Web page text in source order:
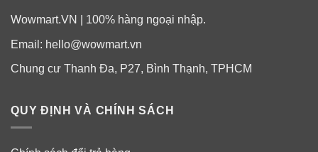
Wowmart.VN | 100% hàng ngoại nhập.
Email: hello@wowmart.vn
Chung cư Thanh Đa, P27, Bình Thạnh, TPHCM
QUY ĐỊNH VÀ CHÍNH SÁCH